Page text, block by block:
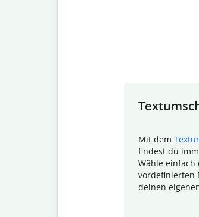
Mit dem
findest du
Wähle einfach
vordefinierten
deinen